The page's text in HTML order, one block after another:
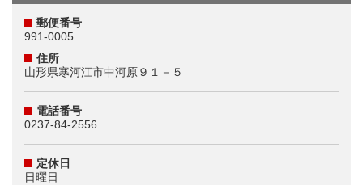
郵便番号
991-0005
住所
山形県寒河江市中河原９１－５
電話番号
0237-84-2556
定休日
日曜日